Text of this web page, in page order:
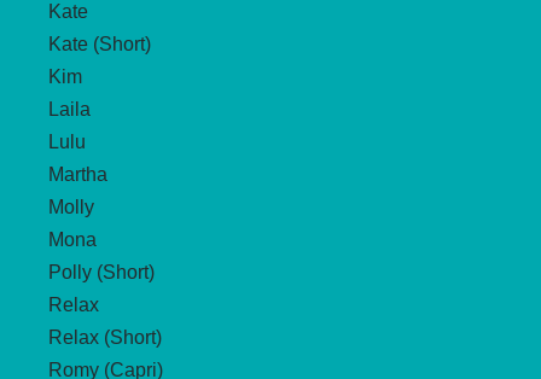
Kate
Kate (Short)
Kim
Laila
Lulu
Martha
Molly
Mona
Polly (Short)
Relax
Relax (Short)
Romy (Capri)